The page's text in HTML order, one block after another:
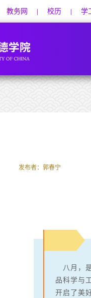
教务网 | 校历 | 学
发布者：郭春宁
八月，
品科学与
开启了美